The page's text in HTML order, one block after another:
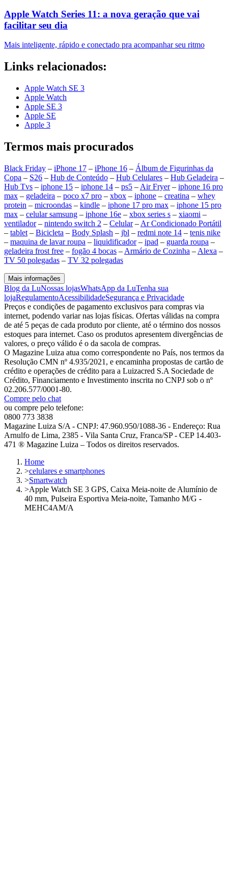
Apple Watch Series 11: a nova geração que vai
facilitar seu dia
Mais inteligente, rápido e conectado pra acompanhar seu ritmo
Links relacionados:
Apple Watch SE 3
Apple Watch
Apple SE 3
Apple SE
Apple 3
Termos mais procurados
Black Friday – iPhone 17 – iPhone 16 – Álbum de Figurinhas da
Copa – S26 – Hub de Conteúdo – Hub Celulares – Hub Geladeira –
Hub Tvs – iphone 15 – iphone 14 – ps5 – Air Fryer– iphone 16 pro
max – geladeira – poco x7 pro – xbox – iphone – creatina – whey
protein – microondas – kindle – iphone 17 pro max – iphone 15 pro
max – celular samsung – iphone 16e – xbox series s – xiaomi –
ventilador– nintendo switch 2 – Celular– Ar Condicionado Portátil
– tablet – Bicicleta – Body Splash – jbl – redmi note 14 – tenis nike
– maquina de lavar roupa – liquidificador– ipad – guarda roupa –
geladeira frost free – fogão 4 bocas – Armário de Cozinha – Alexa –
TV 50 polegadas – TV 32 polegadas
Mais informações
Blog da LuNossas lojasWhatsApp da LuTenha sua
lojaRegulamentoAcessibilidadeSegurança e Privacidade
Preços e condições de pagamento exclusivos para compras via
internet, podendo variar nas lojas físicas. Ofertas válidas na compra
de até 5 peças de cada produto por cliente, até o término dos nossos
estoques para internet. Caso os produtos apresentem divergências de
valores, o preço válido é o da sacola de compras.
O Magazine Luiza atua como correspondente no País, nos termos da
Resolução CMN nº 4.935/2021, e encaminha propostas de cartão de
crédito e operações de crédito para a Luizacred S.A Sociedade de
Crédito, Financiamento e Investimento inscrita no CNPJ sob o nº
02.206.577/0001-80.
Compre pelo chat
ou compre pelo telefone:
0800 773 3838
Magazine Luiza S/A - CNPJ: 47.960.950/1088-36 - Endereço: Rua
Arnulfo de Lima, 2385 - Vila Santa Cruz, Franca/SP - CEP 14.403-
471 ® Magazine Luiza – Todos os direitos reservados.
Home
>celulares e smartphones
>Smartwatch
>Apple Watch SE 3 GPS, Caixa Meia-noite de Alumínio de
40 mm, Pulseira Esportiva Meia-noite, Tamanho M/G -
MEHC4AM/A